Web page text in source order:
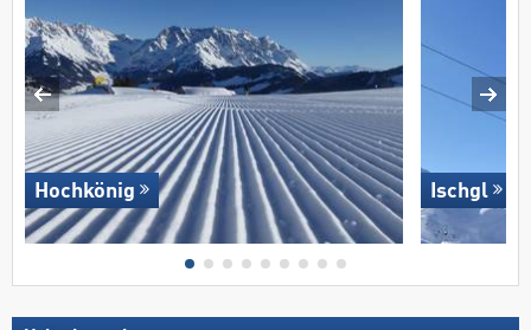
Hochkönig Ischgl